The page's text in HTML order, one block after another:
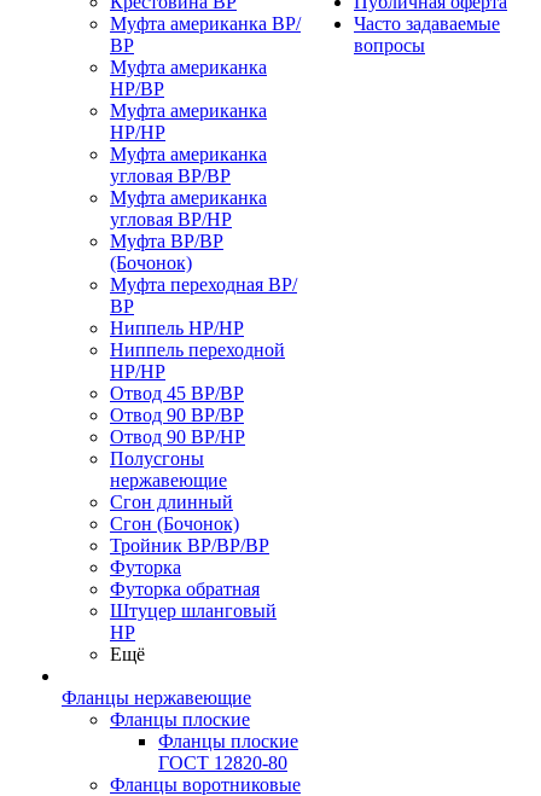
Муфта американка ВР/
ВР
Муфта американка
НР/ВР
Муфта американка
НР/НР
Муфта американка
угловая ВР/ВР
Муфта американка
угловая ВР/НР
Муфта ВР/ВР
(Бочонок)
Муфта переходная ВР/
ВР
Ниппель НР/НР
Ниппель переходной
НР/НР
Отвод 45 ВР/ВР
Отвод 90 ВР/ВР
Отвод 90 ВР/НР
Полусгоны
нержавеющие
Сгон длинный
Сгон (Бочонок)
Тройник ВР/ВР/ВР
Футорка
Футорка обратная
Штуцер шланговый
НР
Ещё
Фланцы нержавеющие
Фланцы плоские
Фланцы плоские
ГОСТ 12820-80
Фланцы воротниковые
Часто задаваемые
вопросы